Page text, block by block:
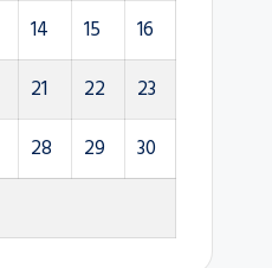
14 15
16
21 22
23
28 29
30